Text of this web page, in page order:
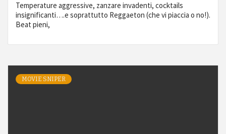
Temperature aggressive, zanzare invadenti, cocktails
insignificanti….e soprattutto Reggaeton (che vi piaccia o no!).
Beat pieni,
MOVIE SNIPER